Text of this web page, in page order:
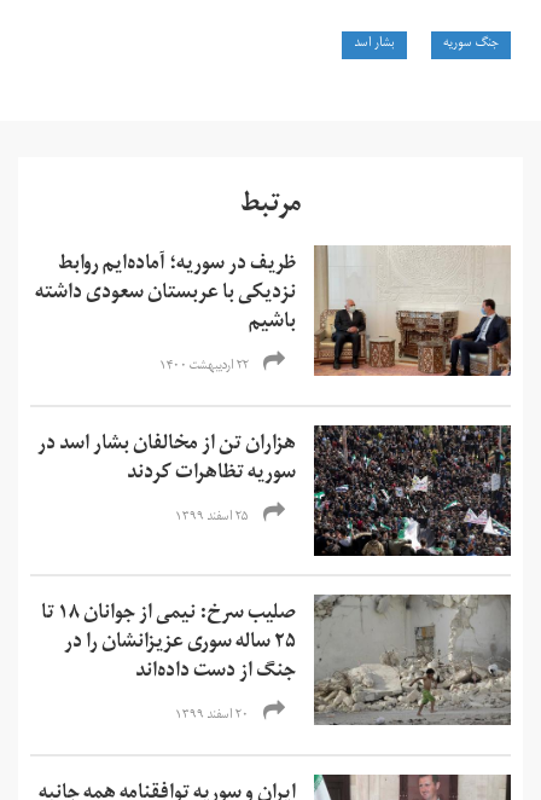
جنگ سوریه بشار اسد
مرتبط
ظریف در سوریه؛ آماده‌ایم روابط
نزدیکی با عربستان سعودی داشته
باشیم
۲۲ اردیبهشت ۱۴۰۰
هزاران تن از مخالفان بشار اسد در
سوریه تظاهرات کردند
۲۵ اسفند ۱۳۹۹
صلیب سرخ: نیمی از جوانان ۱۸ تا
۲۵ ساله سوری عزیزانشان را در
جنگ از دست داده‌اند
۲۰ اسفند ۱۳۹۹